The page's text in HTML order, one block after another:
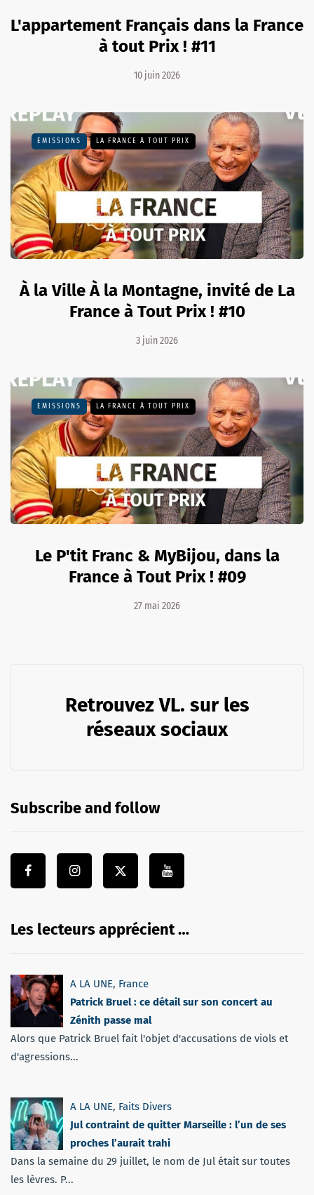
L'appartement Français dans la France
à tout Prix ! #11
10 juin 2026
EMISSIONS LA FRANCE À TOUT PRIX
À la Ville À la Montagne, invité de La
France à Tout Prix ! #10
3 juin 2026
EMISSIONS LA FRANCE À TOUT PRIX
Le P'tit Franc & MyBijou, dans la
France à Tout Prix ! #09
27 mai 2026
Retrouvez VL. sur les
réseaux sociaux
Subscribe and follow
Les lecteurs apprécient …
A LA UNE, France
Patrick Bruel : ce détail sur son concert au
Zénith passe mal
Alors que Patrick Bruel fait l'objet d'accusations de viols et
d'agressions...
A LA UNE, Faits Divers
Jul contraint de quitter Marseille : l’un de ses
proches l’aurait trahi
Dans la semaine du 29 juillet, le nom de Jul était sur toutes
les lèvres. P...